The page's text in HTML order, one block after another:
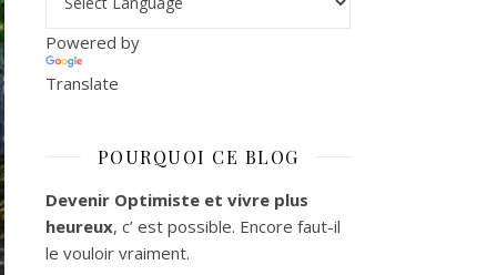
Powered by
Translate
POURQUOI CE BLOG
Devenir Optimiste et vivre plus
heureux, c’ est possible. Encore faut-il
le vouloir vraiment.